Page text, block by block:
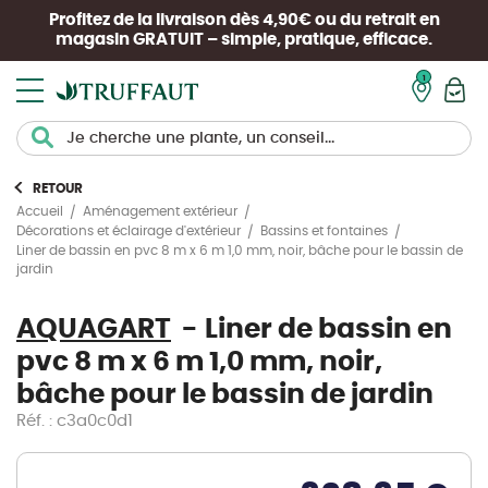
Profitez de la livraison dès 4,90€ ou du retrait en
magasin GRATUIT – simple, pratique, efficace.
RETOUR
Accueil
Aménagement extérieur
Décorations et éclairage d'extérieur
Bassins et fontaines
Liner de bassin en pvc 8 m x 6 m 1,0 mm, noir, bâche pour le bassin de
jardin
AQUAGART
Liner de bassin en
pvc 8 m x 6 m 1,0 mm, noir,
bâche pour le bassin de jardin
Réf. : c3a0c0d1